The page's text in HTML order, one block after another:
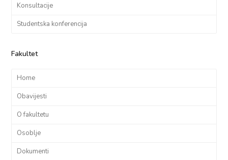
Konsultacije
Studentska konferencija
Fakultet
Home
Obavijesti
O fakultetu
Osoblje
Dokumenti